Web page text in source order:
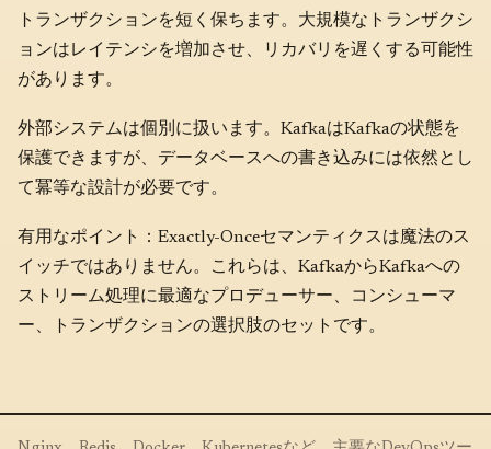
トランザクションを短く保ちます。大規模なトランザクシ
ョンはレイテンシを増加させ、リカバリを遅くする可能性
があります。
外部システムは個別に扱います。KafkaはKafkaの状態を
保護できますが、データベースへの書き込みには依然とし
て冪等な設計が必要です。
有用なポイント：Exactly-Onceセマンティクスは魔法のス
イッチではありません。これらは、KafkaからKafkaへの
ストリーム処理に最適なプロデューサー、コンシューマ
ー、トランザクションの選択肢のセットです。